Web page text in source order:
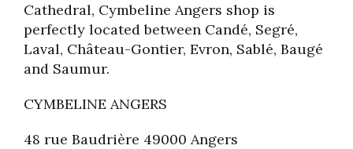
Cathedral, Cymbeline Angers shop is
perfectly located between Candé, Segré,
Laval, Château-Gontier, Evron, Sablé, Baugé
and Saumur.
CYMBELINE ANGERS
48 rue Baudrière 49000 Angers